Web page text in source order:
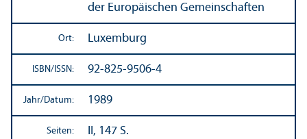
der Europäischen Gemeinschaften
Ort: Luxemburg
ISBN/ ISSN: 92-825-9506-4
Jahr/Datum: 1989
Seiten: II, 147 S.